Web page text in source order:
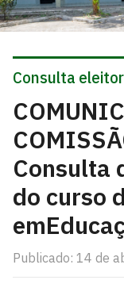
Consulta
Consulta
do curso
Publicado: 14 de